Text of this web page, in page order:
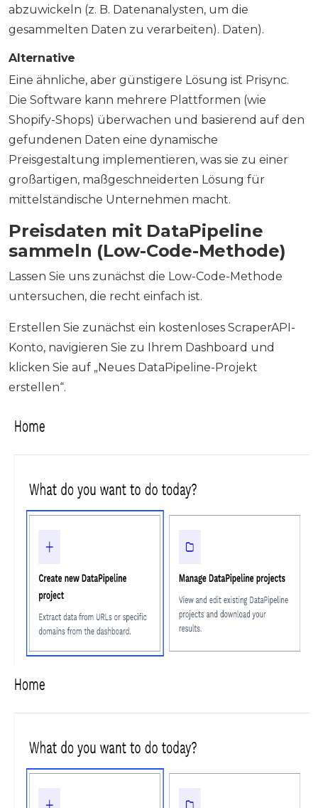
abzuwickeln (z. B. Datenanalysten, um die
gesammelten Daten zu verarbeiten). Daten).
Alternative
Eine ähnliche, aber günstigere Lösung ist Prisync.
Die Software kann mehrere Plattformen (wie
Shopify-Shops) überwachen und basierend auf den
gefundenen Daten eine dynamische
Preisgestaltung implementieren, was sie zu einer
großartigen, maßgeschneiderten Lösung für
mittelständische Unternehmen macht.
Preisdaten mit DataPipeline
sammeln (Low-Code-Methode)
Lassen Sie uns zunächst die Low-Code-Methode
untersuchen, die recht einfach ist.
Erstellen Sie zunächst ein kostenloses ScraperAPI-
Konto, navigieren Sie zu Ihrem Dashboard und
klicken Sie auf „Neues DataPipeline-Projekt
erstellen“.